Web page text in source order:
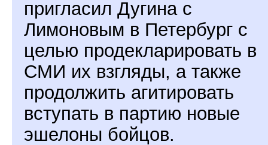
пригласил Дугина с
Лимоновым в Петербург с
целью продекларировать в
СМИ их взгляды, а также
продолжить агитировать
вступать в партию новые
эшелоны бойцов.